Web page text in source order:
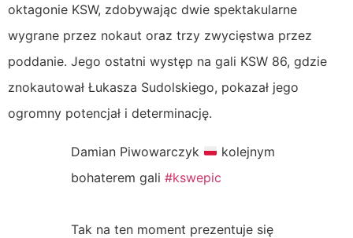
oktagonie KSW, zdobywając dwie spektakularne
wygrane przez nokaut oraz trzy zwycięstwa przez
poddanie. Jego ostatni występ na gali KSW 86, gdzie
znokautował Łukasza Sudolskiego, pokazał jego
ogromny potencjał i determinację.
Damian Piwowarczyk
kolejnym
bohaterem gali #kswepic
Tak na ten moment prezentuje się